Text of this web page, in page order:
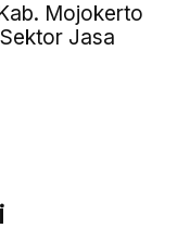
Mojokerto
Jasa